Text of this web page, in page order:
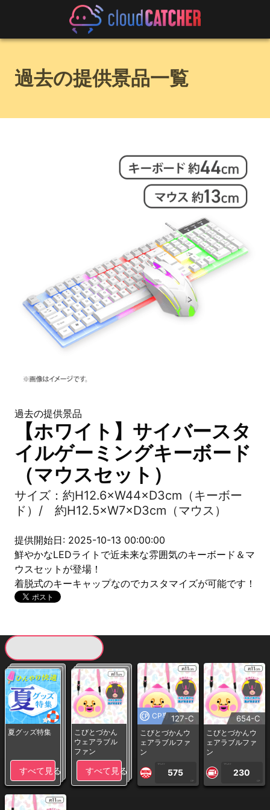
過去の提供景品一覧
過去の提供景品
【ホワイト】サイバースタ
イルゲーミングキーボード
（マウスセット）
サイズ：約H12.6×W44×D3cm（キーボー
ド）/ 約H12.5×W7×D3cm（マウス）
提供開始日: 2025-10-13 00:00:00
鮮やかなLEDライトで近未来な雰囲気のキーボード＆マ
ウスセットが登場！
着脱式のキーキャップなのでカスタマイズが可能です！
夏グッズ特集
すべて見る
こびとづかん
ウェアラブル
ファン
すべて見る
CP専用127-C
こびとづかんウ
ェアラブルファ
ン
1PLAY
575
CP
654-C
こびとづかんウ
ェアラブルファ
ン
1PLAY
230
CP